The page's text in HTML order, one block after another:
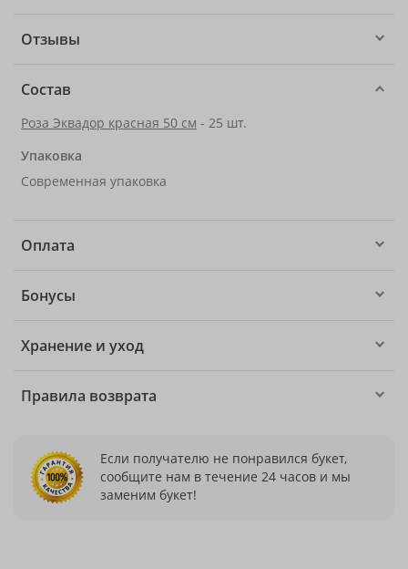
Отзывы
Состав
Роза Эквадор красная 50 см - 25 шт.
Упаковка
Современная упаковка
Оплата
Бонусы
Хранение и уход
Правила возврата
Если получателю не понравился букет,
сообщите нам в течение 24 часов и мы
заменим букет!